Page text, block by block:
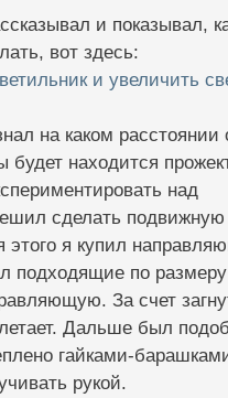
и показывал,
вот здесь:
и увеличить
на каком расстоянии
будет находится
над
сделать подвижную
этого я купил
подходящие по
За счет
Дальше был
гайками-
рукой.